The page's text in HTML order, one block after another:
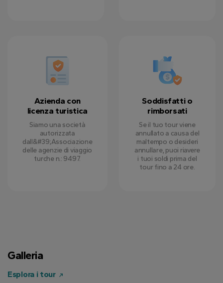
Azienda con
licenza turistica
Siamo una società
autorizzata
dall&#39;Associazione
delle agenzie di viaggio
turche n.: 9497.
Soddisfatti o
rimborsati
Se il tuo tour viene
annullato a causa del
maltempo o desideri
annullare, puoi riavere
i tuoi soldi prima del
tour fino a 24 ore.
Galleria
Esplora i tour